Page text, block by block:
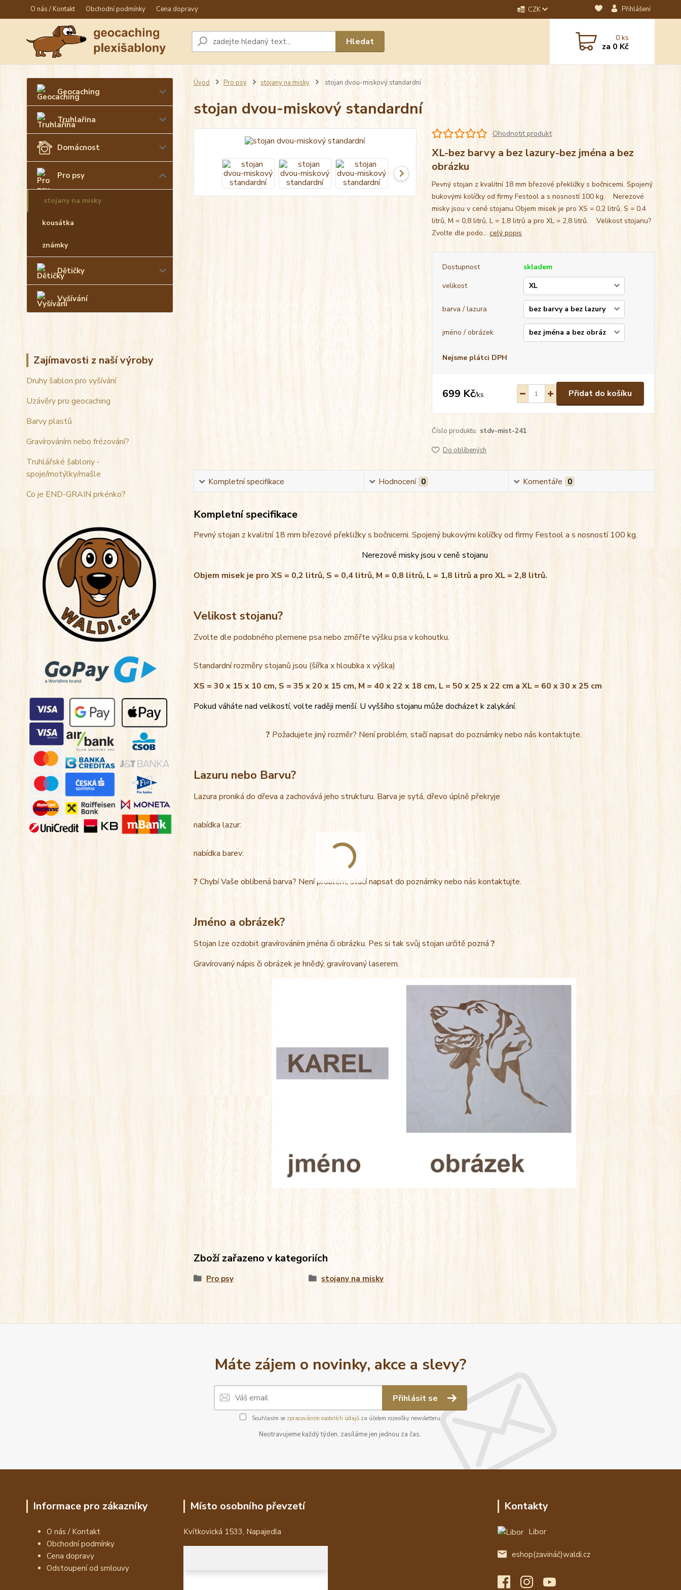
O nás / Kontakt Obchodní podmínky Cena dopravy CZK Přihlášení
Hledat 0ks
za 0 Kč
Geocaching
Truhlařina
Domácnost
Pro psy
stojany na misky
kousátka
známky
Dětičky
Vyšívání
Zajímavosti z naší výroby
Druhy šablon pro vyšívání
Uzávěry pro geocaching
Barvy plastů
Gravírováním nebo frézování?
Truhlářské šablony -
spoje/motýlky/mašle
Co je END-GRAIN prkénko?
Úvod Pro psy stojany na misky stojan dvou-miskový standardní
stojan dvou-miskový standardní
Ohodnotit produkt
XL-bez barvy a bez lazury-bez jména a bez
obrázku
Pevný stojan z kvalitní 18 mm březové překližky s bočnicemi. Spojený
bukovými kolíčky od firmy Festool a s nosností 100 kg. Nerezové
misky jsou v ceně stojanu Objem misek je pro XS = 0,2 litrů, S = 0,4
litrů, M = 0,8 litrů, L = 1,8 litrů a pro XL = 2,8 litrů. Velikost stojanu?
Zvolte dle podo... celý popis
Dostupnost
skladem
velikost
barva / lazura
jméno / obrázek
Nejsme plátci DPH
699 Kč/ks Přidat do košíku
Číslo produktu: stdv-mist-241
Do oblíbených
Kompletní specifikace Hodnocení 0 Komentáře 0
Kompletní specifikace
Pevný stojan z kvalitní 18 mm březové překližky s bočnicemi. Spojený bukovými kolíčky od firmy Festool a s nosností 100 kg.
Nerezové misky jsou v ceně stojanu
Objem misek je pro XS = 0,2 litrů, S = 0,4 litrů, M = 0,8 litrů, L = 1,8 litrů a pro XL = 2,8 litrů.
Velikost stojanu?
Zvolte dle podobného plemene psa nebo změřte výšku psa v kohoutku.
Standardní rozměry stojanů jsou (šířka x hloubka x výška)
XS = 30 x 15 x 10 cm, S = 35 x 20 x 15 cm, M = 40 x 22 x 18 cm, L = 50 x 25 x 22 cm a XL = 60 x 30 x 25 cm
Pokud váháte nad velikostí, volte raději menší. U vyššího stojanu může docházet k zalykání.
? Požadujete jiný rozměr? Není problém, stačí napsat do poznámky nebo nás kontaktujte.
Lazuru nebo Barvu?
Lazura proniká do dřeva a zachovává jeho strukturu. Barva je sytá, dřevo úplně překryje
nabídka lazur:
nabídka barev:
? Chybí Vaše oblíbená barva? Není problém, stačí napsat do poznámky nebo nás kontaktujte.
Jméno a obrázek?
Stojan lze ozdobit gravírováním jména či obrázku. Pes si tak svůj stojan určitě pozná?
Gravírovaný nápis či obrázek je hnědý, gravírovaný laserem.
Zboží zařazeno v kategoriích
Pro psy stojany na misky
Máte zájem o novinky, akce a slevy?
Přihlásit se
Souhlasím se zpracováním osobních údajůza účelem rozesílky newsletteru.
Neotravujeme každý týden, zasíláme jen jednou za čas.
Informace pro zákazníky
O nás / Kontakt
Obchodní podmínky
Cena dopravy
Odstoupení od smlouvy
Místo osobního převzetí
Kvítkovická 1533, Napajedla
Kontakty
Libor
eshop(zavináč)waldi.cz